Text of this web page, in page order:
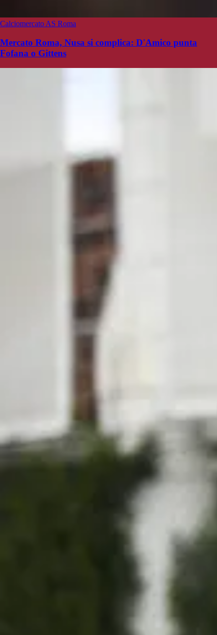
Calciomercato AS Roma
Mercato Roma, Nusa si complica: D'Amico punta
Fofana o Gittens